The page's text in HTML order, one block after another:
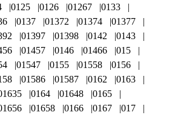
0125 0126 01267
0133
0137 01372 01374
01377
01397 01398 0142
0143
01457 0146 01466
015
01547 0155 01558
0156
01586 01587 0162
0163
0164 01648
0165
01658 0166 0167
017